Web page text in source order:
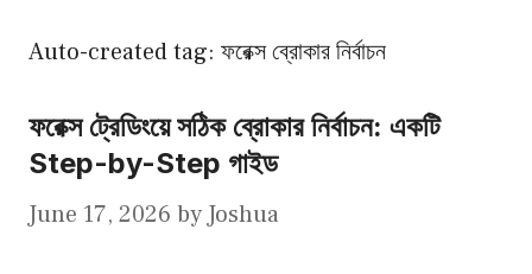
Auto-created tag: ফরেক্স ব্রোকার নির্বাচন
ফরেক্স ট্রেডিংয়ে সঠিক ব্রোকার নির্বাচন: একটি
Step-by-Step গাইড
June 17, 2026 by Joshua